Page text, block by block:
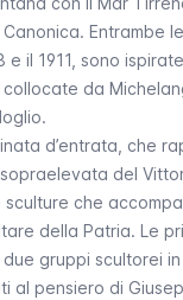
Entrambe
e il 1911, sono
da
d’entrata, che
del
che
della Patria. Le
gruppi scultorei
al pensiero di